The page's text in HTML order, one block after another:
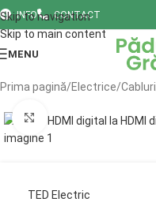
Skip to navigation
Skip to main content
INFO CONTACT
MENU
Prima pagină/Electrice/Cabluri
Click to enlarge
TED Electric